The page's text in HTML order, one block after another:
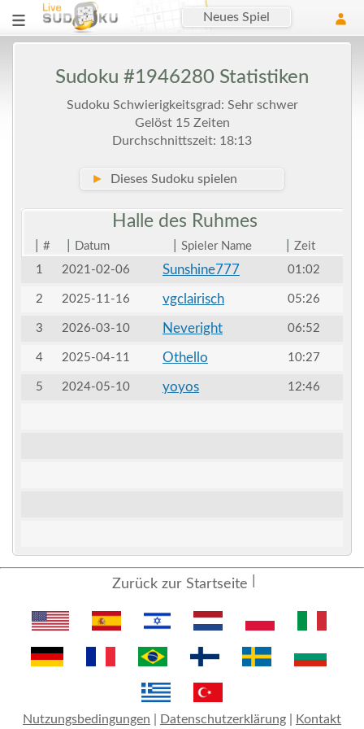
Neues Spiel
Sudoku #1946280 Statistiken
Sudoku Schwierigkeitsgrad: Sehr schwer
Gelöst 15 Zeiten
Durchschnittszeit: 18:13
► Dieses Sudoku spielen
Halle des Ruhmes
# Datum Spieler Name
Zeit
1
2021-02-06 Sunshine777 01:02
2 2025-11-16 vgclairisch 05:26
3 2026-03-10 Neveright 06:52
4 2025-04-11 Othello 10:27
5 2024-05-10 yoyos 12:46
Zurück zur Startseite
Nutzungsbedingungen Datenschutzerklärung Kontakt